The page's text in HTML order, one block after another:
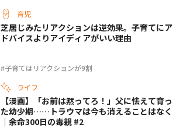
育児
#子育てはリアクションが9割
芝居じみたリアクションは逆効果。子育てにア
ドバイスよりアイディアがいい理由
ライフ
【漫画】「お前は黙ってろ！」父に怯えて育っ
た幼少期……トラウマは今も消えることはなく
｜余命300日の毒親 #2